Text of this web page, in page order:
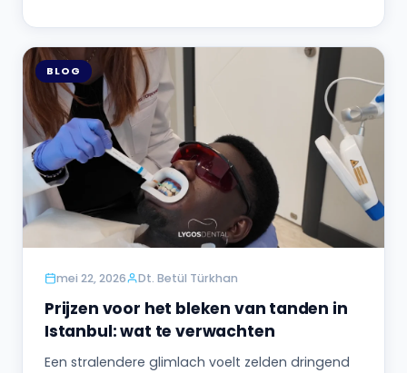
BLOG
mei 22, 2026 Dt. Betül Türkhan
Prijzen voor het bleken van tanden in
Istanbul: wat te verwachten
Een stralendere glimlach voelt zelden dringend